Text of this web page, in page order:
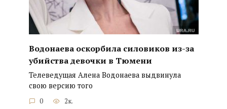
Водонаева оскорбила силовиков из-за
убийства девочки в Тюмени
Телеведущая Алена Водонаева выдвинула
свою версию того
0 2к.